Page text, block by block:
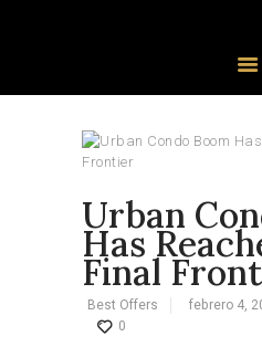
Urban
Has
Final
Best Offers febrero 4,
0